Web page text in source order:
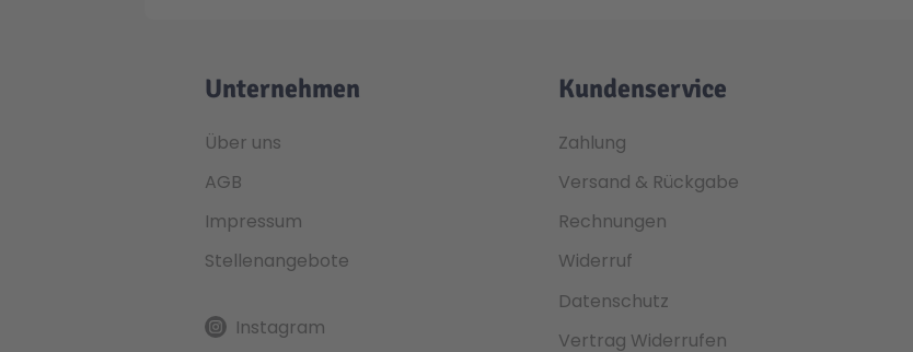
Unternehmen
Über uns
AGB
Impressum
Stellenangebote
Instagram
Kundenservice
Zahlung
Versand & Rückgabe
Rechnungen
Widerruf
Datenschutz
Vertrag Widerrufen